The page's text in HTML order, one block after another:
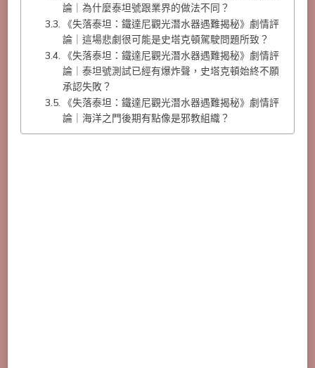
論｜為什麼泰坦號跟業界的做法不同？
《失落泰坦：鐵達尼觀光潛水器遇難揭秘》劇情評
論｜這場悲劇很可能是史塔克頓駕駛問題所致？
《失落泰坦：鐵達尼觀光潛水器遇難揭秘》劇情評
論｜泰坦號測試已經有爆炸聲，史塔克頓始終不願
承認失敗？
《失落泰坦：鐵達尼觀光潛水器遇難揭秘》劇情評
論｜海洋之門後期有點像是邪教組織？